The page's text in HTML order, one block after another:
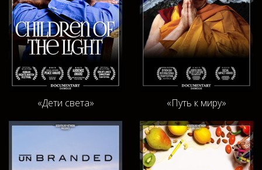
«Дети света» «Путь к миру»